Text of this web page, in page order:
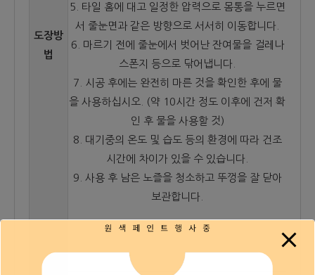
도장방
법
5. 타일 홈에 대고 일정한 압력으로 몸통을 누르면
서 줄눈면과 같은 방향으로 서서히 이동합니다.
6. 마르기 전에 줄눈에서 벗어난 잔여물을 걸레나
스폰지 등으로 닦어냅니다.
7. 시공 후에는 완전히 마른 것을 확인한 후에 물
을 사용하십시오. (약 10시간 정도 이후에 건저 확
인 후 물을 사용할 것)
8. 대기중의 온도 및 습도 등의 환경에 따라 건조
시간에 차이가 있을 수 있습니다.
9. 사용 후 남은 노즐을 청소하고 뚜껑을 잘 닫아
보관합니다.